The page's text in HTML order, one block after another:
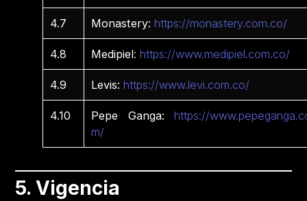
4.7 Monastery:https://monastery.com.co/
4.8 Medipiel:https://www.medipiel.com.co/
4.9 Levis: https://www.levi.com.co/
4.10 Pepe Ganga:
https://
m/
5. Vigencia